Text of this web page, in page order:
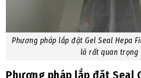
Phương pháp lắp đặt Gel Seal Hepa
là rất quan trọng
Phương pháp lắp đặt Seal